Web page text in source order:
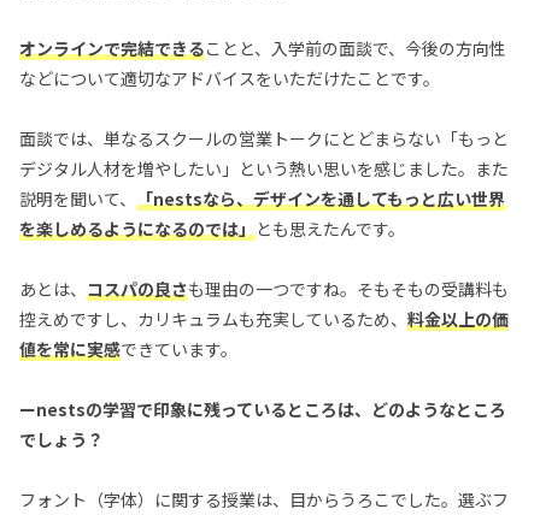
オンラインで完結できることと、入学前の面談で、今後の方向性
などについて適切なアドバイスをいただけたことです。
面談では、単なるスクールの営業トークにとどまらない「もっと
デジタル人材を増やしたい」という熱い思いを感じました。また
説明を聞いて、
「nestsなら、デザインを通してもっと広い世界
を楽しめるようになるのでは」 とも思えたんです。
あとは、 コスパの良さも理由の一つですね。そもそもの受講料も
控えめですし、カリキュラムも充実しているため、 料金以上の価
値を常に実感できています。
ーnestsの学習で印象に残っているところは、どのようなところ
でしょう？
フォント（字体）に関する授業は、目からうろこでした。選ぶフ